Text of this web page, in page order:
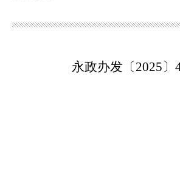
永政办发 〔2025〕